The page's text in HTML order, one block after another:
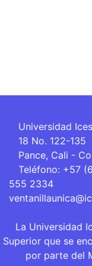
Universidad
18 No. 122-135
Pance, Cali -
Teléfono: +57
555 2334
La Universidad
Superior que se
por parte del